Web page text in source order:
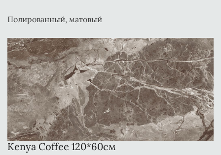
Полированный, матовый
Kenya Coffee 120*60см